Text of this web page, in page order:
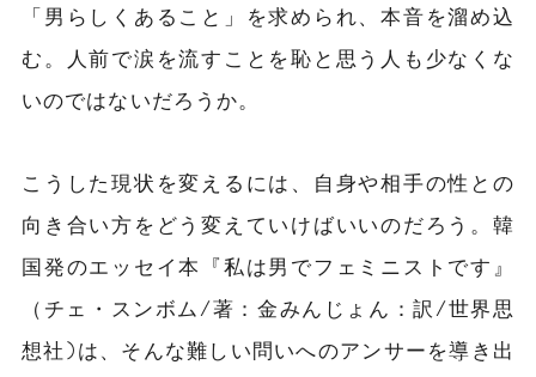
「男らしくあること」を求められ、本音を溜め込
む。人前で涙を流すことを恥と思う人も少なくな
いのではないだろうか。
こうした現状を変えるには、自身や相手の性との
向き合い方をどう変えていけばいいのだろう。韓
国発のエッセイ本『私は男でフェミニストです』
（チェ・スンボム/著：金みんじょん：訳/世界思
想社)は、そんな難しい問いへのアンサーを導き出